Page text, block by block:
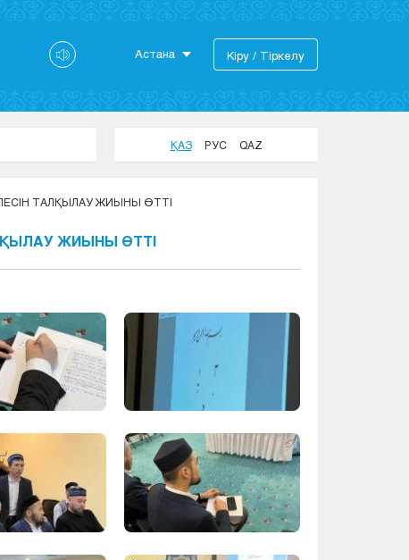
Астана
Актобе
Жезказган
Костанай
Павлодар
Петропавловск
Талдыкорган
Тараз
Уральск
Усть-Каменогорск
Шымкент
Кіру / Тіркелу
ҚАЗ РУС QAZ
ТАЛҚЫЛАУ ЖИЫНЫ ӨТТІ
ЖИЫНЫ ӨТТІ